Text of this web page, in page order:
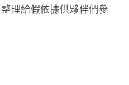
理給假依據供夥伴們參